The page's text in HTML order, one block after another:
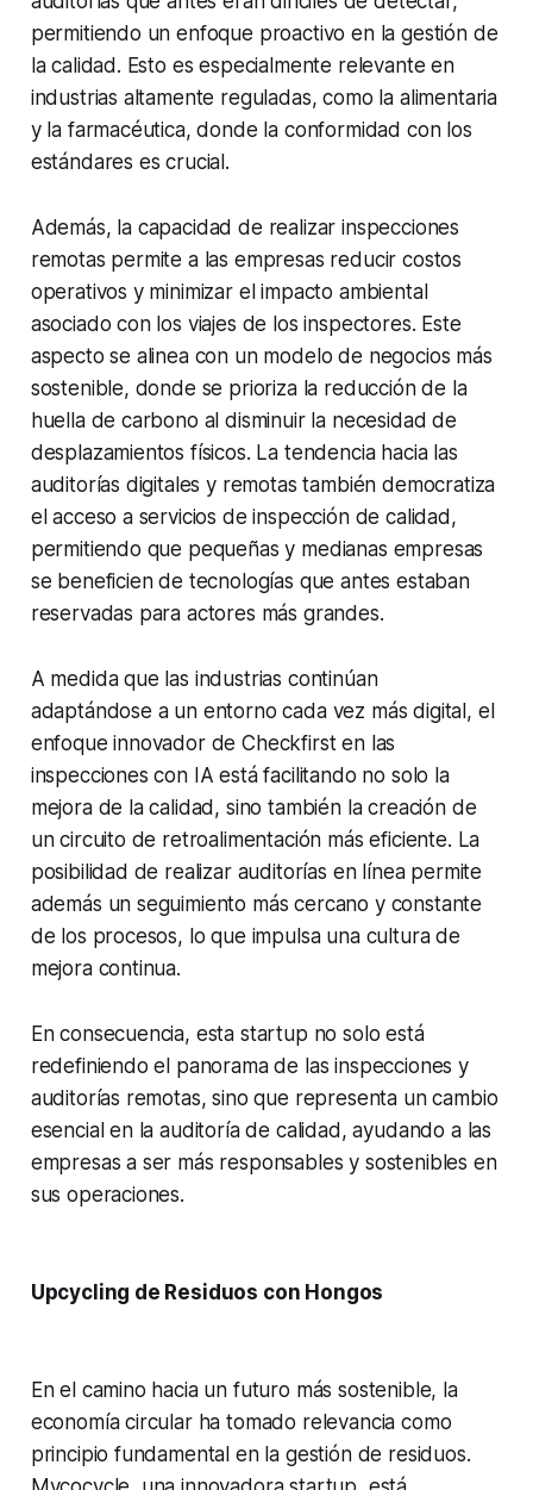
permitiendo un enfoque proactivo en la gestión de
la calidad. Esto es especialmente relevante en
industrias altamente reguladas, como la alimentaria
y la farmacéutica, donde la conformidad con los
estándares es crucial.
Además, la capacidad de realizar inspecciones
remotas permite a las empresas reducir costos
operativos y minimizar el impacto ambiental
asociado con los viajes de los inspectores. Este
aspecto se alinea con un modelo de negocios más
sostenible, donde se prioriza la reducción de la
huella de carbono al disminuir la necesidad de
desplazamientos físicos. La tendencia hacia las
auditorías digitales y remotas también democratiza
el acceso a servicios de inspección de calidad,
permitiendo que pequeñas y medianas empresas
se beneficien de tecnologías que antes estaban
reservadas para actores más grandes.
A medida que las industrias continúan
adaptándose a un entorno cada vez más digital, el
enfoque innovador de Checkfirst en las
inspecciones con IA está facilitando no solo la
mejora de la calidad, sino también la creación de
un circuito de retroalimentación más eficiente. La
posibilidad de realizar auditorías en línea permite
además un seguimiento más cercano y constante
de los procesos, lo que impulsa una cultura de
mejora continua.
En consecuencia, esta startup no solo está
redefiniendo el panorama de las inspecciones y
auditorías remotas, sino que representa un cambio
esencial en la auditoría de calidad, ayudando a las
empresas a ser más responsables y sostenibles en
sus operaciones.
Upcycling de Residuos con Hongos
En el camino hacia un futuro más sostenible, la
economía circular ha tomado relevancia como
principio fundamental en la gestión de residuos.